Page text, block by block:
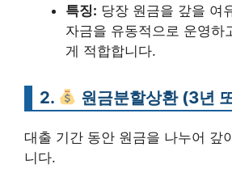
특징: 당장 원금을 갚을 여
자금을 유동적으로 운영하
게 적합합니다.
2. 원금분할상환 (3년
대출 기간 동안 원금을 나누어 갚
니다.